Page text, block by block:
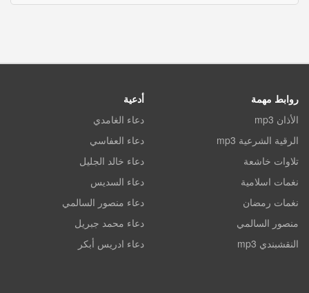
روابط مهمة
الأذان mp3
الرقية الشرعية mp3
تلاوات خاشعة
نغمات اسلامية
نغمات رمضان
منصور السالمي
النقشبندي mp3
أدعية
دعاء الغامدي
دعاء العفاسي
دعاء خالد الجليل
دعاء السديس
دعاء منصور السالمي
دعاء محمد جبريل
دعاء ادريس أبكر